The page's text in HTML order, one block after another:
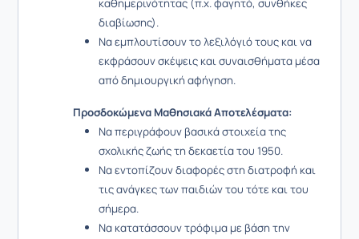
καθημερινότητας (π.χ. φαγητό, συνθήκες
διαβίωσης).
Να εμπλουτίσουν το λεξιλόγιό τους και να
εκφράσουν σκέψεις και συναισθήματα μέσα
από δημιουργική αφήγηση.
Προσδοκώμενα Μαθησιακά Αποτελέσματα:
Να περιγράφουν βασικά στοιχεία της
σχολικής ζωής τη δεκαετία του 1950.
Να εντοπίζουν διαφορές στη διατροφή και
τις ανάγκες των παιδιών του τότε και του
σήμερα.
Να κατατάσσουν τρόφιμα με βάση την